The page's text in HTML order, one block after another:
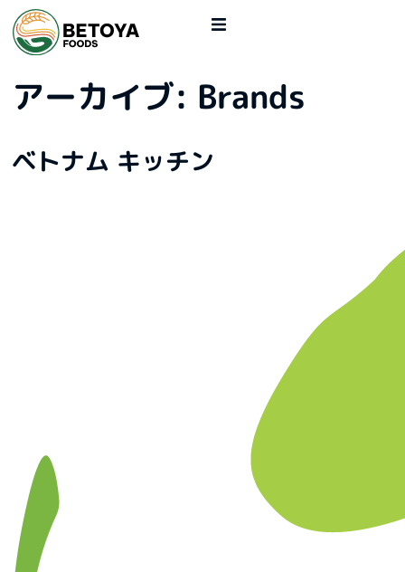
アーカイブ: Brands
ベトナム キッチン